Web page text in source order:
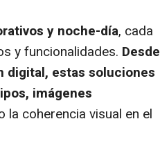
y noche-día, cada
y funcionalidades. Desde
digital, estas soluciones
imágenes
la coherencia visual en el